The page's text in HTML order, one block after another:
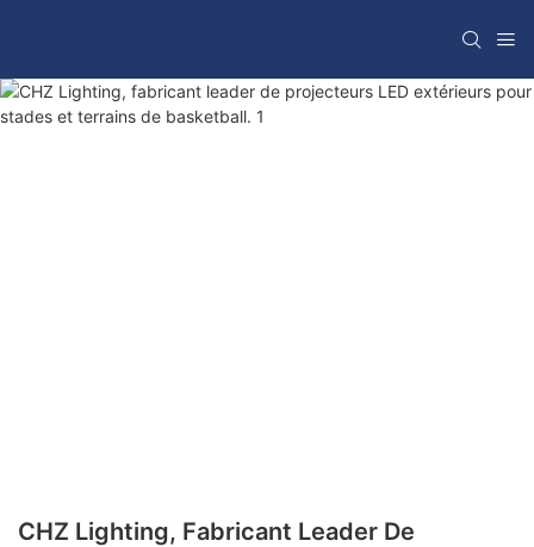
CHZ Lighting, Fabricant Leader De